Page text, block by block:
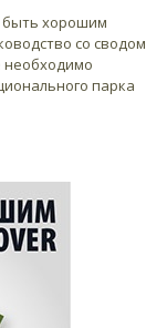
быть хорошим
со сводом
необходимо
парка